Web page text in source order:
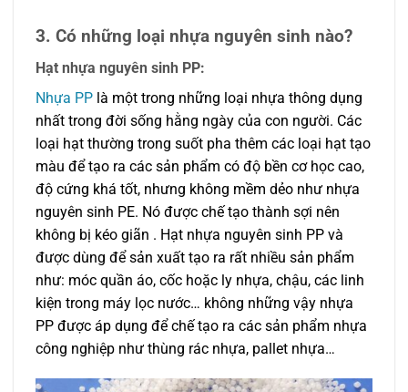
3. Có những loại nhựa nguyên sinh nào?
Hạt nhựa nguyên sinh PP:
Nhựa PP là một trong những loại nhựa thông dụng
nhất trong đời sống hằng ngày của con người. Các
loại hạt thường trong suốt pha thêm các loại hạt tạo
màu để tạo ra các sản phẩm có độ bền cơ học cao,
độ cứng khá tốt, nhưng không mềm dẻo như nhựa
nguyên sinh PE. Nó được chế tạo thành sợi nên
không bị kéo giãn . Hạt nhựa nguyên sinh PP và
được dùng để sản xuất tạo ra rất nhiều sản phẩm
như: móc quần áo, cốc hoặc ly nhựa, chậu, các linh
kiện trong máy lọc nước… không những vậy nhựa
PP được áp dụng để chế tạo ra các sản phẩm nhựa
công nghiệp như thùng rác nhựa, pallet nhựa…